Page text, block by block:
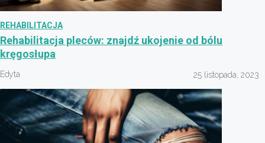
REHABILITACJA
Rehabilitacja pleców: znajdź ukojenie od bólu
kręgosłupa
Edyta 25 listopada, 2023